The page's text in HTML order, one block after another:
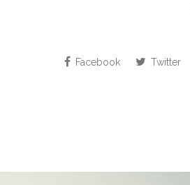
Facebook Twitter